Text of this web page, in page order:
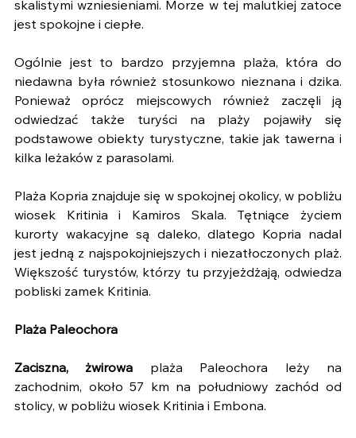
skalistymi wzniesieniami. Morze w tej malutkiej zatoce
jest spokojne i ciepłe.
Ogólnie jest to bardzo przyjemna plaża, która do
niedawna była również stosunkowo nieznana i dzika.
Ponieważ oprócz miejscowych również zaczęli ją
odwiedzać także turyści na plaży pojawiły się
podstawowe obiekty turystyczne, takie jak tawerna i
kilka leżaków z parasolami.
Plaża Kopria znajduje się w spokojnej okolicy, w pobliżu
wiosek Kritinia i Kamiros Skala. Tętniące życiem
kurorty wakacyjne są daleko, dlatego Kopria nadal
jest jedną z najspokojniejszych i niezatłoczonych plaż.
Większość turystów, którzy tu przyjeżdżają, odwiedza
pobliski zamek Kritinia.
Plaża Paleochora
Zaciszna, żwirowa plaża Paleochora leży na
zachodnim, około 57 km na południowy zachód od
stolicy, w pobliżu wiosek Kritinia i Embona.